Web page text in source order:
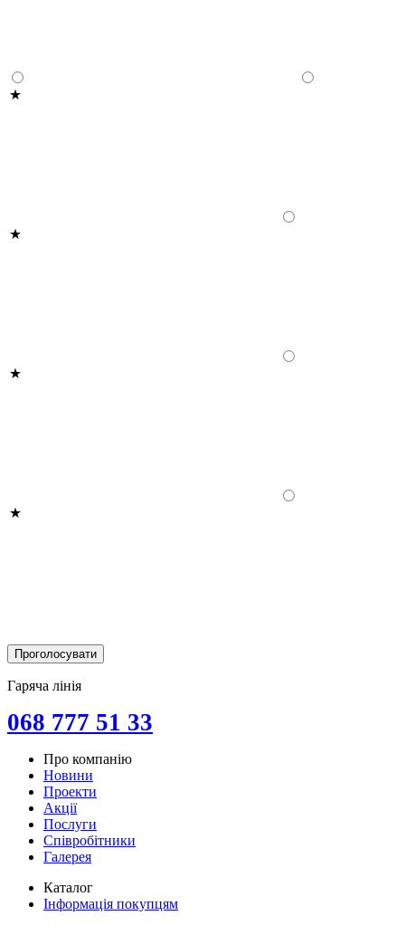
Гаряча лінія
068 777 51 33
Про компанію
Новини
Проекти
Акції
Послуги
Співробітники
Галерея
Каталог
Інформація покупцям